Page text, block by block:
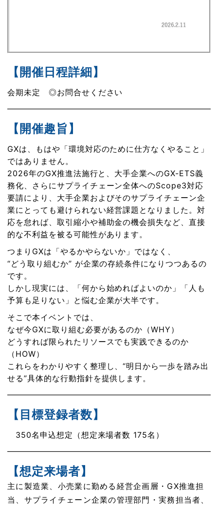
【開催日程詳細】
会期未定 ◎お問合せください
【開催趣旨】
GXは、もはや「環境対応のために仕方なくやること」
ではありません。
2026年のGX推進法施行と、大手企業へのGX-ETS義
務化、さらにサプライチェーン全体へのScope3対応
要請により、大手企業およびそのサプライチェーン企
業にとっても避けられない経営課題となりました。対
応を怠れば、取引縮小や補助金の機会損失など、直接
的な不利益を被る可能性があります。
つまりGXは「やるかやらないか」ではなく、
“どう取り組むか” が企業の存続条件になりつつあるの
です。
しかし現実には、「何から始めればよいのか」「人も
予算も足りない」と悩む企業が大半です。
そこで本イベントでは、
なぜ今GXに取り組む必要があるのか（WHY）
どうすれば限られたリソースでも実践できるのか
（HOW）
これらをわかりやすく整理し、“明日から一歩を踏み出
せる”具体的な行動指針を提供します。
【目標登録者数】
350名申込想定（想定来場者数 175名）
【想定来場者】
主に製造業、小売業に勤める経営企画層・ GX推進担
当、サプライチェーン企業の管理部門・実務担当者、